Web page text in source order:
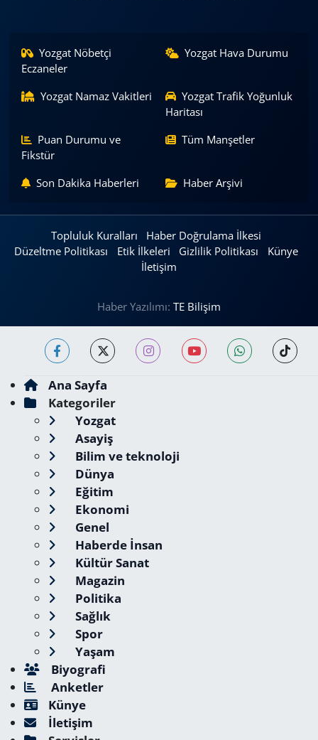
Yozgat Nöbetçi
Eczaneler
Yozgat Hava Durumu
Yozgat Namaz Vakitleri
Yozgat Trafik Yoğunluk
Haritası
Puan Durumu ve
Fikstür
Tüm Manşetler
Son Dakika Haberleri Haber Arşivi
Topluluk Kuralları
Haber Doğrulama İlkesi
Düzeltme Politikası
Etik İlkeleri Gizlilik Politikası
Künye
İletişim
Haber Yazılımı: TE Bilişim
Ana Sayfa
Kategoriler
Yozgat
Asayiş
Bilim ve teknoloji
Dünya
Eğitim
Ekonomi
Genel
Haberde İnsan
Kültür Sanat
Magazin
Politika
Sağlık
Spor
Yaşam
Biyografi
Anketler
Künye
İletişim